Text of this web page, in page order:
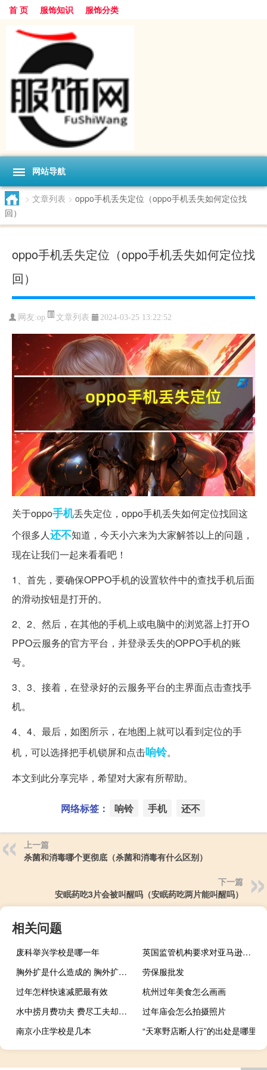
首 页 服饰知识 服饰分类
网站导航
> 文章列表 > oppo手机丢失定位（oppo手机丢失如何定位找
回）
oppo手机丢失定位（oppo手机丢失如何定位找
回）
网友:op 文章列表 2024-03-25 13:22:52
关于oppo手机丢失定位，oppo手机丢失如何定位找回这
个很多人还不知道，今天小六来为大家解答以上的问题，
现在让我们一起来看看吧！
1、首先，要确保OPPO手机的设置软件中的查找手机后面
的滑动按钮是打开的。
2、2、然后，在其他的手机上或电脑中的浏览器上打开O
PPO云服务的官方平台，并登录丢失的OPPO手机的账
号。
3、3、接着，在登录好的云服务平台的主界面点击查找手
机。
4、4、最后，如图所示，在地图上就可以看到定位的手
机，可以选择把手机锁屏和点击响铃。
本文到此分享完毕，希望对大家有所帮助。
网络标签： 响铃 手机 还不
上一篇
杀菌和消毒哪个更彻底（杀菌和消毒有什么区别）
下一篇
安眠药吃3片会被叫醒吗（安眠药吃两片能叫醒吗）
相关问题
废科举兴学校是哪一年
英国监管机构要求对亚马逊和微软的云计算主导地位进行反垄断调查
胸外扩是什么造成的 胸外扩是什么样子
劳保服批发
过年怎样快速减肥最有效
杭州过年美食怎么画画
水中捞月费功夫 费尽工夫却又无 莫说闲言并乱语（水中捞月）
过年庙会怎么拍摄照片
南京小庄学校是几本
“天寒野店断人行”的出处是哪里